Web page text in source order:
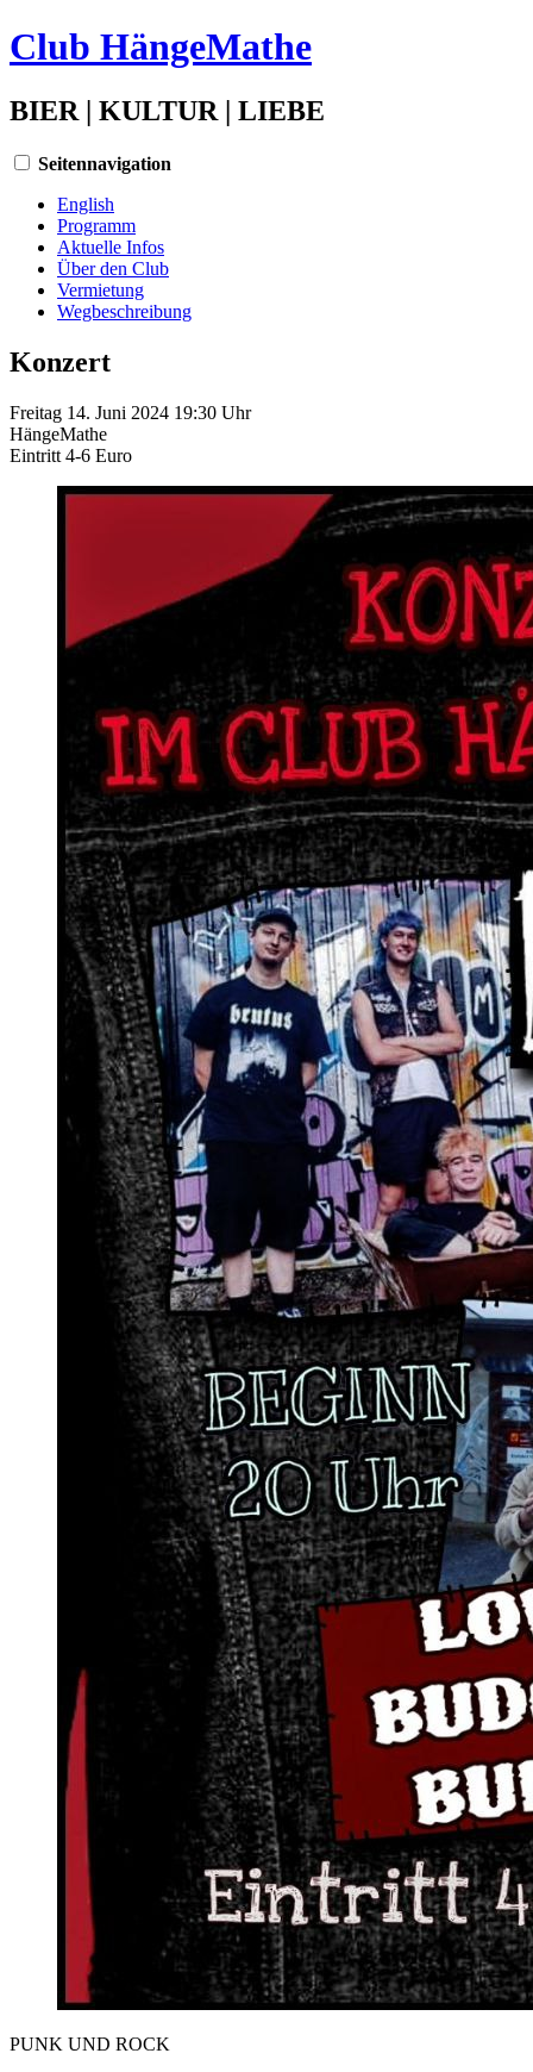
Club HängeMathe
BIER | KULTUR | LIEBE
Seitennavigation
English
Programm
Aktuelle Infos
Über den Club
Vermietung
Wegbeschreibung
Konzert
Freitag 14. Juni 2024 19:30 Uhr
HängeMathe
Eintritt 4-6 Euro
PUNK UND ROCK